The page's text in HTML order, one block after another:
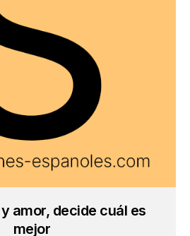
amor, decide cuál es
mejor